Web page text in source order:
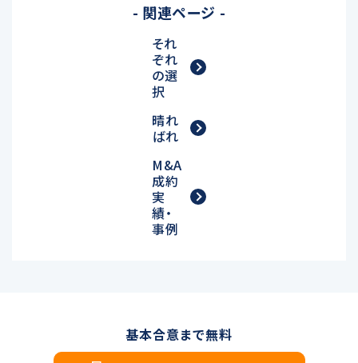
- 関連ページ -
それ
ぞれ
の選
択
晴れ
ばれ
M&A
成約
実
績・
事例
基本合意まで無料